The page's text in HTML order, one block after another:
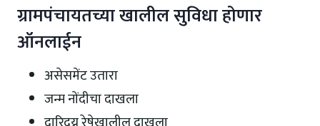
ग्रामपंचायतच्या खालील सुविधा होणार
ऑनलाईन
असेसमेंट उतारा
जन्म नोंदीचा दाखला